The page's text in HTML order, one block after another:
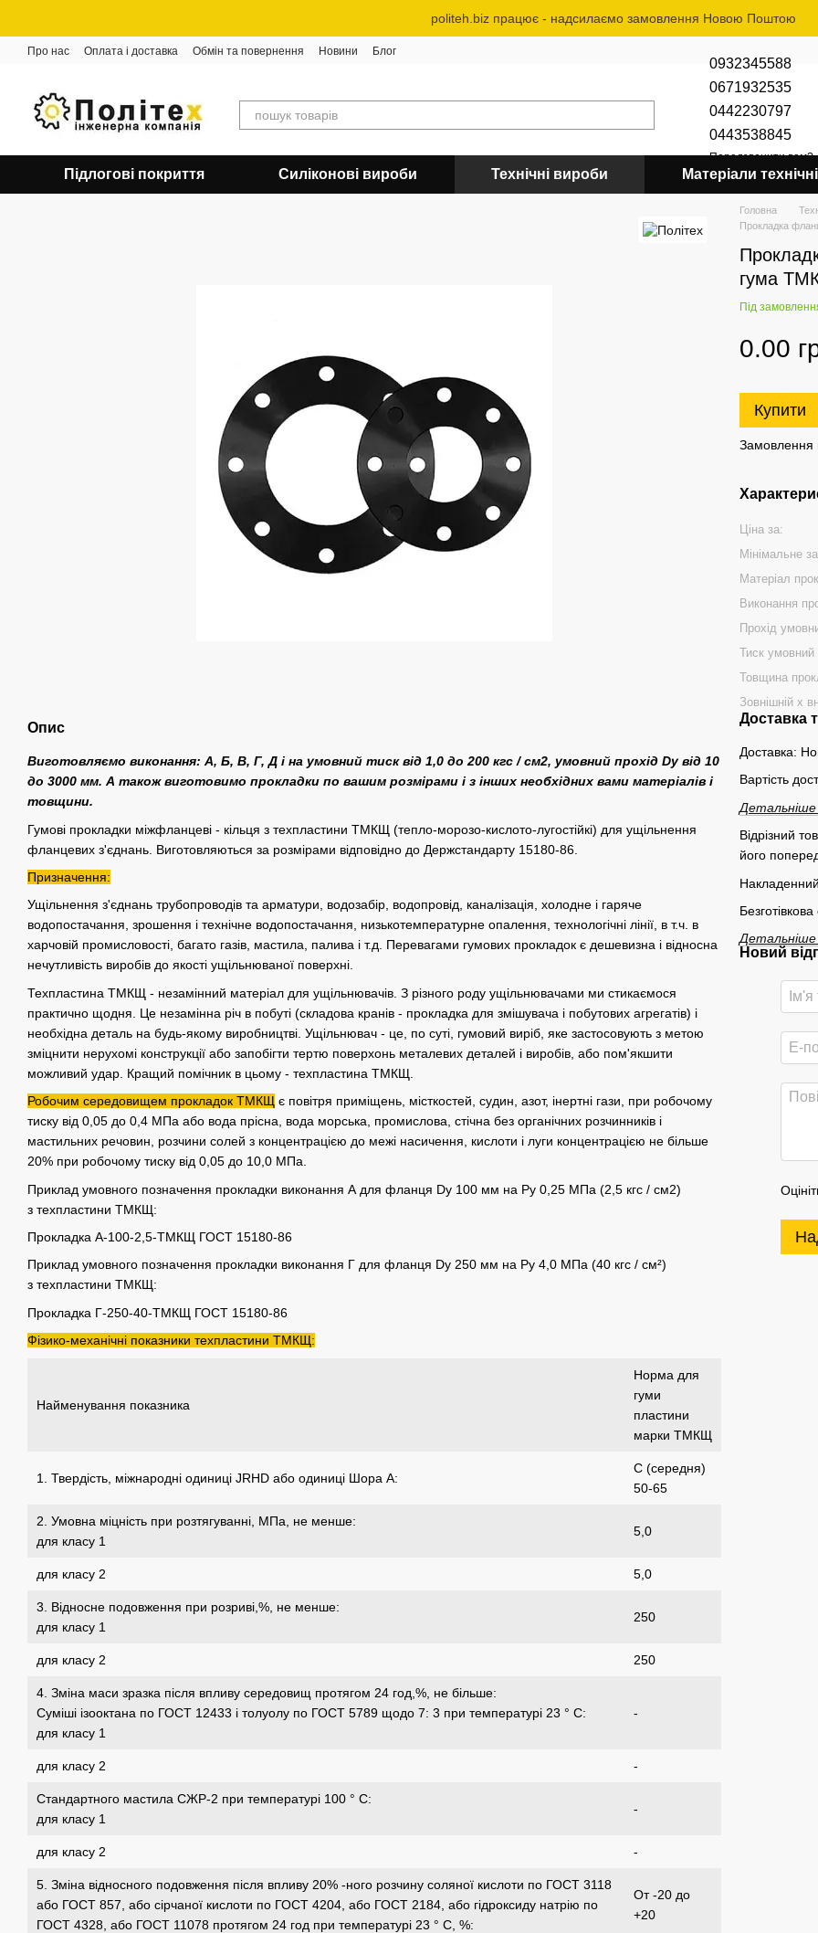
politeh.biz працює - надсилаємо замовлення Новою Поштою
Про нас Оплата і доставка Обмін та повернення Новини Блог
0932345588
0671932535
0442230797
0443538845
Передзвонити вам?
Підлогові покриття Силіконові вироби Технічні вироби Матеріали технічні
Опис
Виготовляємо виконання: А, Б, В, Г, Д і на умовний тиск від 1,0 до 200 кгс / см2, умовний прохід Dу від 10
до 3000 мм. А також виготовимо прокладки по вашим розмірами і з інших необхідних вами матеріалів і
товщини.
Гумові прокладки міжфланцеві - кільця з техпластини ТМКЩ (тепло-морозо-кислото-лугостійкі) для ущільнення
фланцевих з'єднань. Виготовляються за розмірами відповідно до Держстандарту 15180-86.
Призначення:
Ущільнення з'єднань трубопроводів та арматури, водозабір, водопровід, каналізація, холодне і гаряче
водопостачання, зрошення і технічне водопостачання, низькотемпературне опалення, технологічні лінії, в т.ч. в
харчовій промисловості, багато газів, мастила, палива і т.д. Перевагами гумових прокладок є дешевизна і відносна
нечутливість виробів до якості ущільнюваної поверхні.
Техпластина ТМКЩ - незамінний матеріал для ущільнювачів. З різного роду ущільнювачами ми стикаємося
практично щодня. Це незамінна річ в побуті (складова кранів - прокладка для змішувача і побутових агрегатів) і
необхідна деталь на будь-якому виробництві. Ущільнювач - це, по суті, гумовий виріб, яке застосовують з метою
зміцнити нерухомі конструкції або запобігти тертю поверхонь металевих деталей і виробів, або пом'якшити
можливий удар. Кращий помічник в цьому - техпластина ТМКЩ.
Робочим середовищем прокладок ТМКЩ є повітря приміщень, місткостей, судин, азот, інертні гази, при робочому
тиску від 0,05 до 0,4 МПа або вода прісна, вода морська, промислова, стічна без органічних розчинників і
мастильних речовин, розчини солей з концентрацією до межі насичення, кислоти і луги концентрацією не більше
20% при робочому тиску від 0,05 до 10,0 МПа.
Приклад умовного позначення прокладки виконання А для фланця Dу 100 мм на Ру 0,25 МПа (2,5 кгс / см2)
з техпластини ТМКЩ:
Прокладка А-100-2,5-ТМКЩ ГОСТ 15180-86
Приклад умовного позначення прокладки виконання Г для фланця Dу 250 мм на Ру 4,0 МПа (40 кгс / см²)
з техпластини ТМКЩ:
Прокладка Г-250-40-ТМКЩ ГОСТ 15180-86
Фізико-механічні показники техпластини ТМКЩ:
Найменування показника
Норма для
гуми
пластини
марки ТМКЩ
1. Твердість, міжнародні одиниці JRHD або одиниці Шора А:
С (середня)
50-65
2. Умовна міцність при розтягуванні, МПа, не менше:
для класу 1
5,0
для класу 2 5,0
3. Відносне подовження при розриві,%, не менше:
для класу 1
250
для класу 2 250
4. Зміна маси зразка після впливу середовищ протягом 24 год,%, не більше:
Суміші ізооктана по ГОСТ 12433 і толуолу по ГОСТ 5789 щодо 7: 3 при температурі 23 ° С:
для класу 1
-
для класу 2 -
Стандартного мастила СЖР-2 при температурі 100 ° С:
для класу 1
-
для класу 2 -
5. Зміна відносного подовження після впливу 20% -ного розчину соляної кислоти по ГОСТ 3118
або ГОСТ 857, або сірчаної кислоти по ГОСТ 4204, або ГОСТ 2184, або гідроксиду натрію по
ГОСТ 4328, або ГОСТ 11078 протягом 24 год при температурі 23 ° С, %:
От -20 до
+20
Головна
Прокладка
гума
Під
0.00
Купити
Замовлення
Ціна за:
Мінімальне
Матеріал
Виконання
Прохід
Тиск
Товщина
Зовнішній х
Доставка
Доставка:
Вартість
Відрізний
його
Новий